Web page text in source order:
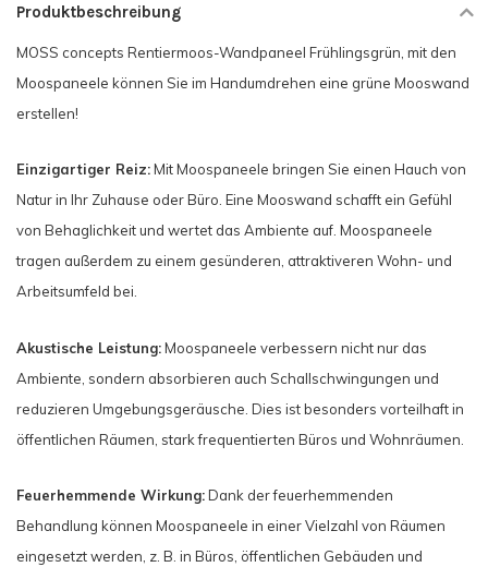
Produktbeschreibung
MOSS concepts Rentiermoos-Wandpaneel Frühlingsgrün, mit den
Moospaneele können Sie im Handumdrehen eine grüne Mooswand
erstellen!
Einzigartiger Reiz:Mit Moospaneele bringen Sie einen Hauch von
Natur in Ihr Zuhause oder Büro. Eine Mooswand schafft ein Gefühl
von Behaglichkeit und wertet das Ambiente auf. Moospaneele
tragen außerdem zu einem gesünderen, attraktiveren Wohn- und
Arbeitsumfeld bei.
Akustische Leistung:Moospaneele verbessern nicht nur das
Ambiente, sondern absorbieren auch Schallschwingungen und
reduzieren Umgebungsgeräusche. Dies ist besonders vorteilhaft in
öffentlichen Räumen, stark frequentierten Büros und Wohnräumen.
Feuerhemmende Wirkung:Dank der feuerhemmenden
Behandlung können Moospaneele in einer Vielzahl von Räumen
eingesetzt werden, z. B. in Büros, öffentlichen Gebäuden und